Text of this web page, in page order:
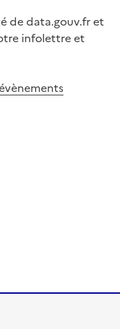
de data.gouv.fr et
infolettre et